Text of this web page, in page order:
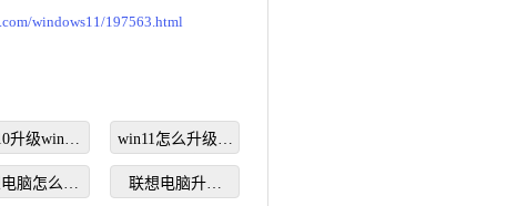
windows11/197563.html
升级win11
付费么
win11怎么升级企
业版系统使用
脑怎么重
联想电脑升级